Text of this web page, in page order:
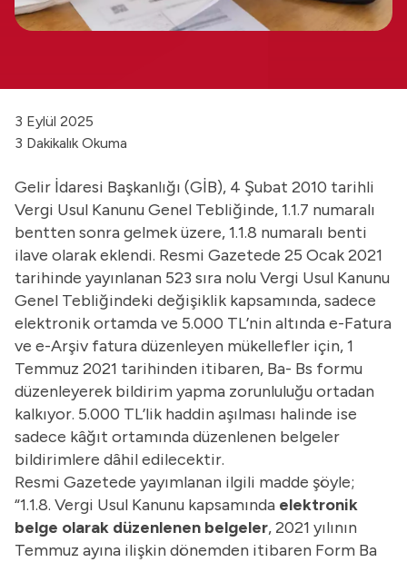
3 Eylül 2025
3 Dakikalık Okuma
Gelir İdaresi Başkanlığı (GİB), 4 Şubat 2010 tarihli
Vergi Usul Kanunu Genel Tebliğinde, 1.1.7 numaralı
bentten sonra gelmek üzere, 1.1.8 numaralı benti
ilave olarak eklendi. Resmi Gazetede 25 Ocak 2021
tarihinde yayınlanan 523 sıra nolu Vergi Usul Kanunu
Genel Tebliğindeki değişiklik kapsamında, sadece
elektronik ortamda ve 5.000 TL’nin altında e-Fatura
ve e-Arşiv fatura düzenleyen mükellefler için, 1
Temmuz 2021 tarihinden itibaren, Ba- Bs formu
düzenleyerek bildirim yapma zorunluluğu ortadan
kalkıyor. 5.000 TL’lik haddin aşılması halinde ise
sadece kâğıt ortamında düzenlenen belgeler
bildirimlere dâhil edilecektir.
Resmi Gazetede yayımlanan ilgili madde şöyle;
“1.1.8. Vergi Usul Kanunu kapsamında elektronik
belge olarak düzenlenen belgeler, 2021 yılının
Temmuz ayına ilişkin dönemden itibaren Form Ba